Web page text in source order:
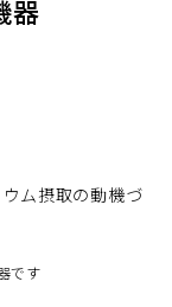
器
ム摂取の動機づ
です